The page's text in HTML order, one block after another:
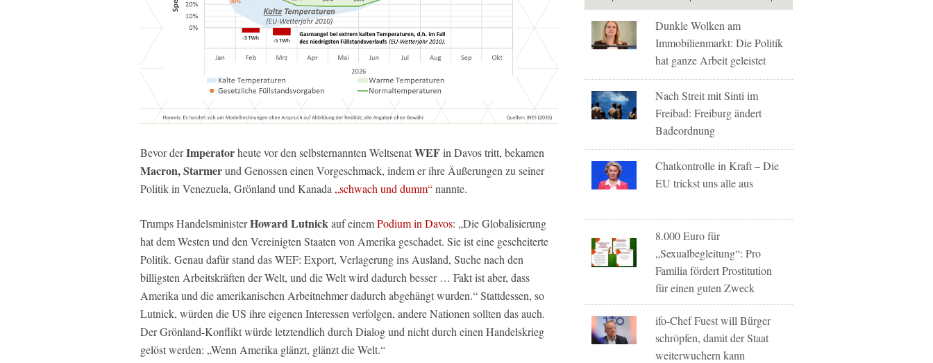
Bevor derImperatorheute vor den selbsternannten WeltsenatWEFin Davos tritt, bekamen
Macron, Starmerund Genossen einen Vorgeschmack, indem er ihre Äußerungen zu seiner
Politik in Venezuela, Grönland und Kanada „schwach und dumm“nannte.
Trumps HandelsministerHoward Lutnick auf einemPodium in Davos: „Die Globalisierung
hat dem Westen und den Vereinigten Staaten von Amerika geschadet. Sie ist eine gescheiterte
Politik. Genau dafür stand das WEF: Export, Verlagerung ins Ausland, Suche nach den
billigsten Arbeitskräften der Welt, und die Welt wird dadurch besser … Fakt ist aber, dass
Amerika und die amerikanischen Arbeitnehmer dadurch abgehängt wurden.“ Stattdessen, so
Lutnick, würden die US ihre eigenen Interessen verfolgen, andere Nationen sollten das auch.
Der Grönland-Konflikt würde letztendlich durch Dialog und nicht durch einen Handelskrieg
gelöst werden: „Wenn Amerika glänzt, glänzt die Welt.“
Dunkle Wolken am
Immobilienmarkt: Die Politik
hat ganze Arbeit geleistet
Nach Streit mit Sinti im
Freibad: Freiburg ändert
Badeordnung
Chatkontrolle in Kraft – Die
EU trickst uns alle aus
8.000 Euro für
„Sexualbegleitung“: Pro
Familia fördert Prostitution
für einen guten Zweck
ifo-Chef Fuest will Bürger
schröpfen, damit der Staat
weiterwuchern kann